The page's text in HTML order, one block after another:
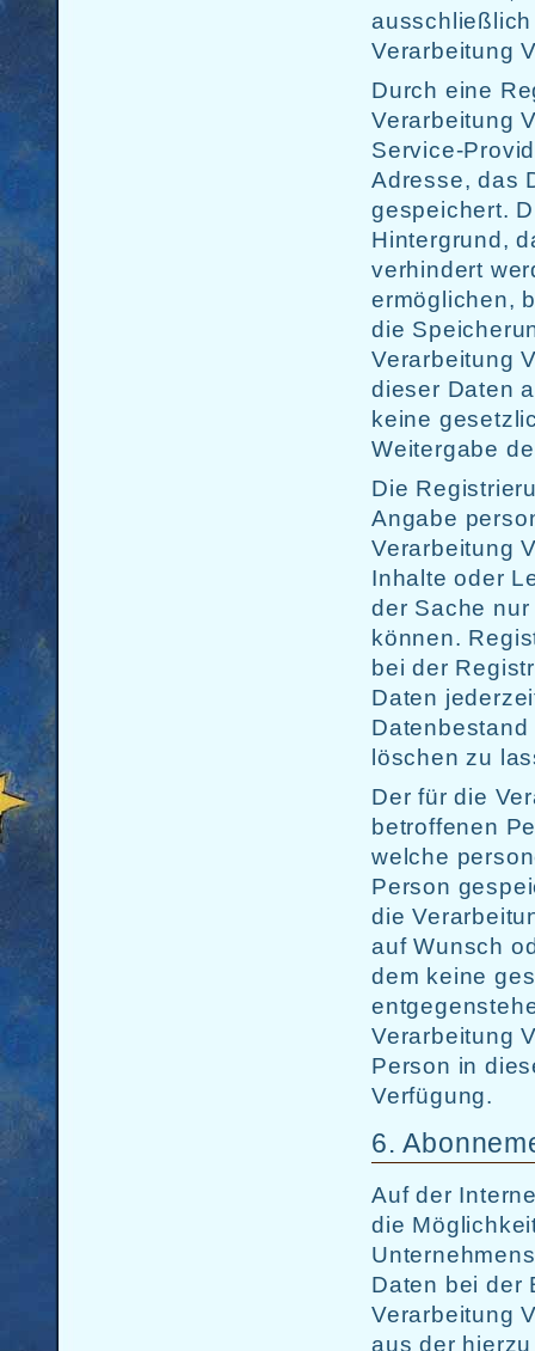
Verarbeitung
Durch eine
Verarbeitung
Service-
Adresse, das
gespeichert.
Hintergrund,
verhindert
ermöglichen,
die
Verarbeitung
dieser Daten
keine
Weitergabe
Die
Angabe
Verarbeitung
Inhalte oder
der Sache
können.
bei der
Daten
löschen zu
Der für die
betroffenen
welche
Person
die
auf Wunsch
dem keine
Verarbeitung
Person in
Verfügung.
6.
Auf der
die
Daten bei der
Verarbeitung
aus der